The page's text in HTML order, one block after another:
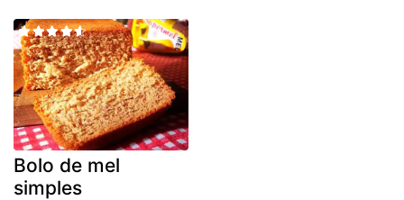
Bolo de mel
simples